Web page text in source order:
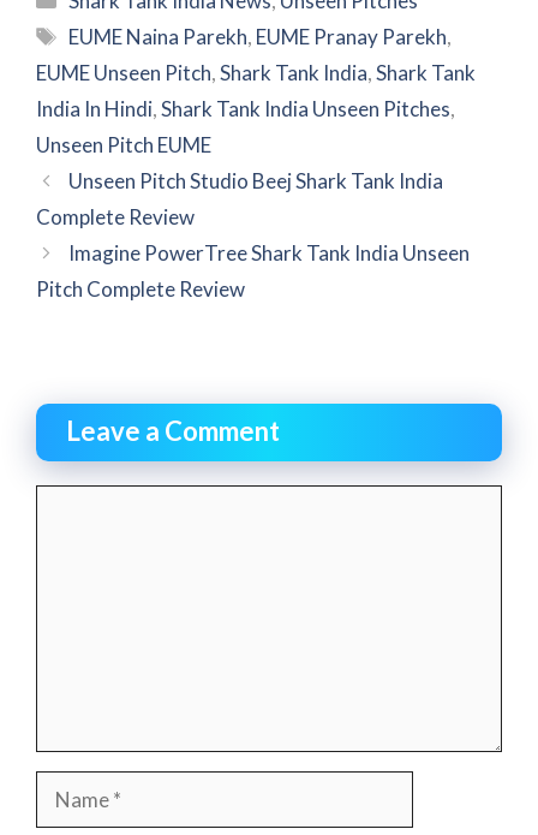
Tags
EUME Naina Parekh, EUME Pranay Parekh,
EUME Unseen Pitch,Shark Tank India,Shark Tank
India In Hindi,Shark Tank India Unseen Pitches,
Unseen Pitch EUME
Unseen Pitch Studio Beej Shark Tank India
Complete Review
Imagine PowerTree Shark Tank India Unseen
Pitch Complete Review
Leave a Comment